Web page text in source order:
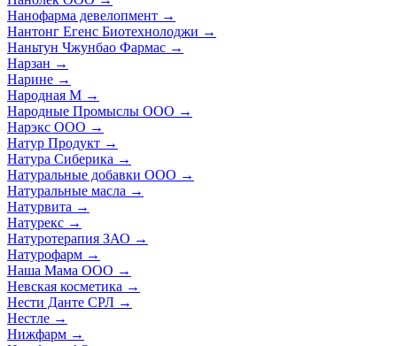
Нанофарма девелопмент →
Нантонг Егенс Биотехнолоджи →
Наньтун Чжунбао Фармас →
Нарзан →
Нарине →
Народная М →
Народные Промыслы ООО →
Нарэкс ООО →
Натур Продукт →
Натура Сиберика →
Натуральные добавки ООО →
Натуральные масла →
Натурвита →
Натурекс →
Натуротерапия ЗАО →
Натурофарм →
Наша Мама ООО →
Невская косметика →
Нести Данте СРЛ →
Нестле →
Нижфарм →